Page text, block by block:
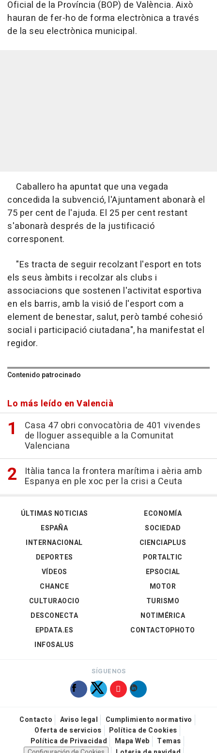
Oficial de la Província (BOP) de València. Això
hauran de fer-ho de forma electrònica a través
de la seu electrònica municipal.
Caballero ha apuntat que una vegada
concedida la subvenció, l'Ajuntament abonarà el
75 per cent de l'ajuda. El 25 per cent restant
s'abonarà després de la justificació
corresponent.
"Es tracta de seguir recolzant l'esport en tots
els seus àmbits i recolzar als clubs i
associacions que sostenen l'activitat esportiva
en els barris, amb la visió de l'esport com a
element de benestar, salut, però també cohesió
social i participació ciutadana", ha manifestat el
regidor.
Contenido patrocinado
Lo más leído en Valencià
Casa 47 obri convocatòria de 401 vivendes
de lloguer assequible a la Comunitat
Valenciana
Itàlia tanca la frontera marítima i aèria amb
Espanya en ple xoc per la crisi a Ceuta
ÚLTIMAS NOTICIAS
ESPAÑA
INTERNACIONAL
DEPORTES
VÍDEOS
ECONOMÍA
SOCIEDAD
CIENCIAPLUS
PORTALTIC
EPSOCIAL
CHANCE
CULTURAOCIO
DESCONECTA
EPDATA.ES
INFOSALUS
MOTOR
TURISMO
NOTIMÉRICA
CONTACTOPHOTO
SÍGUENOS
Contacto Aviso legal
Cumplimiento normativo
Oferta de servicios
Política de Cookies
Política de Privacidad
Mapa Web
Temas